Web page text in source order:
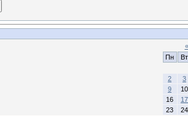
«
Пн
Вт
2
3
9
10
16
17
23
24